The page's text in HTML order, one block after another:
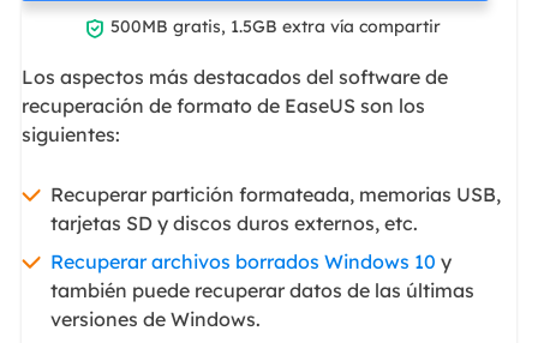
 500MB gratis, 1.5GB extra vía compartir
Los aspectos más destacados del software de
recuperación de formato de EaseUS son los
siguientes:
Recuperar partición formateada, memorias USB,
tarjetas SD y discos duros externos, etc.
Recuperar archivos borrados Windows 10 y
también puede recuperar datos de las últimas
versiones de Windows.